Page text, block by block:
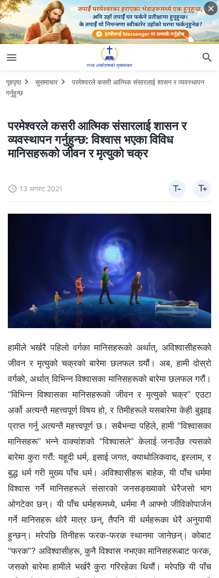
गृहपृष्ठ सुसमाचार
परमेश्‍वरले कसरी आत्मिक संसारलाई शासन र व्यवस्थापन
गर्नुहुन्छ
परमेश्‍वरले कसरी आत्मिक संसारलाई शासन र
व्यवस्थापन गर्नुहुन्छ: विश्‍वास भएका विविध
मानिसहरूको जीवन र मृत्युको चक्र
13 अगस्ट 2021
हामीले भर्खरै पहिलो वर्गका मानिसहरूको अर्थात्, अविश्‍वासीहरूको
जीवन र मृत्युको चक्रको बारेमा छलफल गर्‍यौं। अब, हामी दोस्रो
वर्गको, अर्थात् विभिन्‍न विश्‍वासका मानिसहरूको बारेमा छलफल गरौं।
“विभिन्‍न विश्‍वासका मानिसहरूको जीवन र मृत्युको चक्र” एउटा
अर्को अत्यन्तै महत्त्वपूर्ण विषय हो, र तिमीहरूले यसबारेमा केही बुझाइ
प्राप्त गर्नु अत्यन्तै महत्त्वपूर्ण छ। सबैभन्दा पहिले, हामी “विश्‍वासका
मानिसहरू” भन्‍ने वाक्यांशको “विश्‍वासले” केलाई जनाउँछ त्यसको
बारेमा कुरा गरौं: यहूदी धर्म, इसाई जगत, क्याथोलिकवाद, इस्लाम, र
बुद्ध धर्म गरी मुख्य पाँच धर्म। अविश्‍वासीहरू बाहेक, यी पाँच धर्ममा
विश्‍वास गर्ने मानिसहरूले संसारको जनसङ्ख्याको धेरैजसो भाग
ओगटेका छन्। यी पाँच धर्महरूमध्ये, धर्ममा नै आफ्‍नो जीविकोपार्जन
गर्ने मानिसहरू थोरै मात्र छन्, तैपनि यी धर्महरूका धेरै अनुयायी
हुन्छन्। मरेपछि तिनीहरू फरक-फरक स्थानमा जानेछन्। कोबाट
“फरक”? अविश्‍वासीहरू, कुनै विश्‍वास नभएका मानिसहरूबाट फरक,
जसको बारेमा हामीले भर्खरै कुरा गरिरहेका थियौं। मरेपछि यी पाँच